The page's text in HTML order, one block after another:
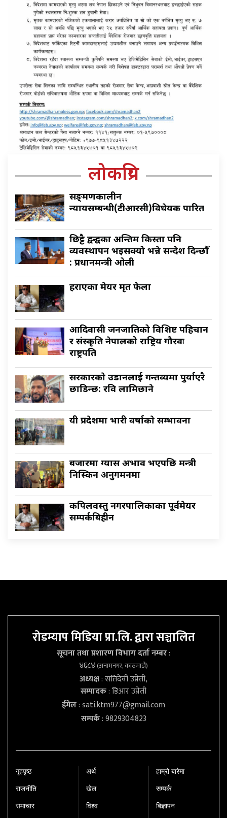
लोकप्रिय
सङ्क्रमणकालीन
न्यायसम्बन्धी(टीआरसी)विधेयक पारित
छिट्टै द्वन्द्वका अन्तिम किस्ता पनि
व्यवस्थापन भइसक्यो भन्ने सन्देश दिन्छौँ
: प्रधानमन्त्री ओली
हराएका मेयर मृत फेला
आदिवासी जनजातिको विशिष्ट पहिचान
र संस्कृति नेपालको राष्ट्रिय गौरवः
राष्ट्रपति
सरकारकाे उडानलाई गन्तव्यमा पुर्याएरै
छाडिन्छ: रवि लामिछाने
यी प्रदेशमा भारी वर्षाकाे सम्भावना
बजारमा ग्यास अभाव भएपछि मन्त्री
निस्किन अनुगमनमा
कपिलवस्तु नगरपालिकाका पूर्वमेयर
सम्पर्कबिहीन
रोडम्याप मिडिया प्रा.लि. द्वारा सञ्चालित
सूचना तथा प्रशारण विभाग दर्ता नम्बर:
४६८४(अनामनगर, काठमाडौं)
अध्यक्ष: सतिदेवी उप्रेती,
सम्पादक: डिआर उप्रेती
ईमेल:sati.ktm977@gmail.com
सम्पर्क: 9829304823
गृहपृष्‍ठ
राजनीति
समाचार
अर्थ
खेल
विश्व
हाम्रो बारेमा
सम्पर्क
बिज्ञापन